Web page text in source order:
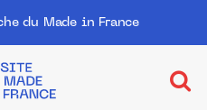
du Made in France